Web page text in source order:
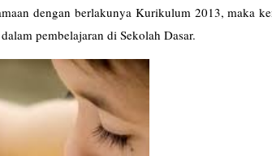
dengan berlakunya Kurikulum 2013, maka
pembelajaran di Sekolah Dasar.